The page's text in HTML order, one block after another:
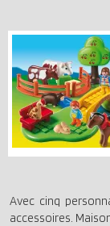
Avec cinq
accessoires.